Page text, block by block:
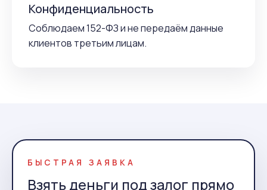
Конфиденциальность
Соблюдаем 152-ФЗ и не передаём данные
клиентов третьим лицам.
БЫСТРАЯ ЗАЯВКА
Взять деньги под залог прямо